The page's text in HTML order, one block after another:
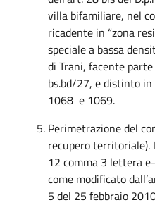
villa bifamiliare, nel
ricadente in “zona
speciale a bassa
di Trani, facente
bs.bd/27, e distinto
1068 e 1069.
Perimetrazione del
recupero territoriale).
12 comma 3 lettera
come modificato
5 del 25 febbraio